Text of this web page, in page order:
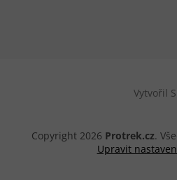
Vytvořil
Copyright 2026 Protrek.cz.
Upravit